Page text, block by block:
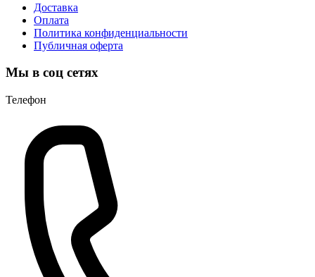
Доставка
Оплата
Политика конфиденциальности
Публичная оферта
Мы в соц сетях
Телефон